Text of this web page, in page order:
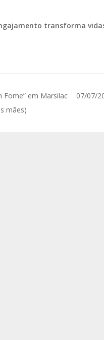
transforma
Fome” em Marsilac
mães)
07/07/